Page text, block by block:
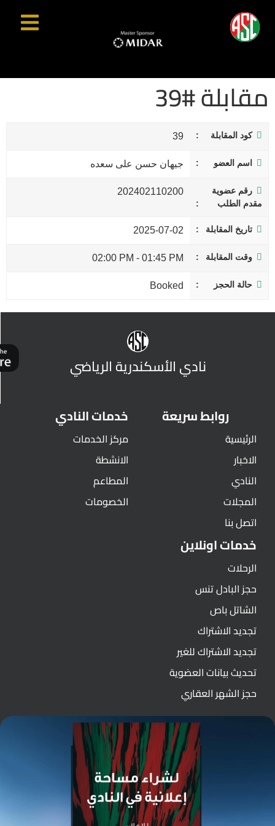
مقابلة #39
كود المقابلة 39
اسم العضو جيهان حسن على سعده
رقم عضوية
مقدم الطلب
202402110200
تاريخ المقابلة 2025-07-02
وقت المقابلة 01:45 PM
-
02:00 PM
حالة الحجز Booked
نادي الأسكندرية الرياضي
روابط سريعة
الرئيسية
الاخبار
النادي
المجلات
اتصل بنا
خدمات النادي
مركز الخدمات
الانشطة
المطاعم
الخصومات
خدمات اونلاين
الرحلات
حجز البادل تنس
الشاتل باص
تجديد الاشتراك
تجديد الاشتراك للغير
تحديث بيانات العضوية
حجز الشهر العقاري